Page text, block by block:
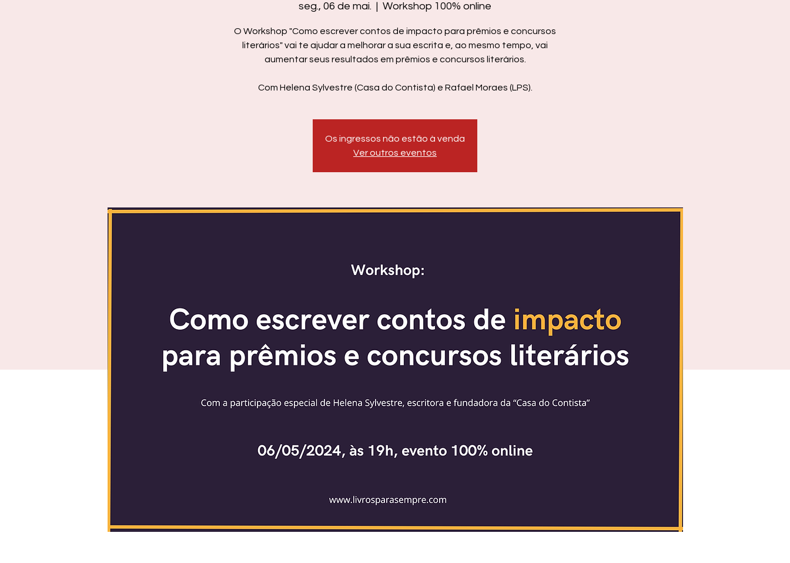
seg., 06 de mai.
  |
Workshop 100% online
O Workshop "Como escrever contos de impacto para prêmios e concursos
literários" vai te ajudar a melhorar a sua escrita e, ao mesmo tempo, vai
aumentar seus resultados em prêmios e concursos literários.
Com Helena Sylvestre (Casa do Contista) e Rafael Moraes (LPS).
Os ingressos não estão à venda
Ver outros eventos